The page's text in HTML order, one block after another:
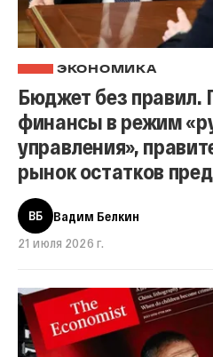
ЭКОНОМИКА
Бюджет без правил.
финансы в режим
управления»,
рынок остатков
ВБ
Вадим Белкин
21 июля 2026 г.